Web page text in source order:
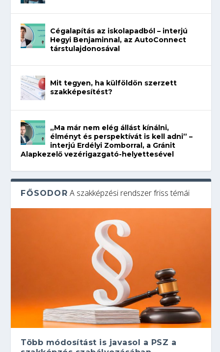
Cégalapítás az iskolapadból – interjú
Hegyi Benjaminnal, az AutoConnect
társtulajdonosával
Mit tegyen, ha külföldön szerzett
szakképesítést?
„Ma már nem elég állást kínálni,
élményt és perspektívát is kell adni” –
interjú Erdélyi Zomborral, a Gránit
Alapkezelő vezérigazgató-helyettesével
FŐSODOR A szakképzési rendszer friss témái
Több módosítást is javasol a PSZ a